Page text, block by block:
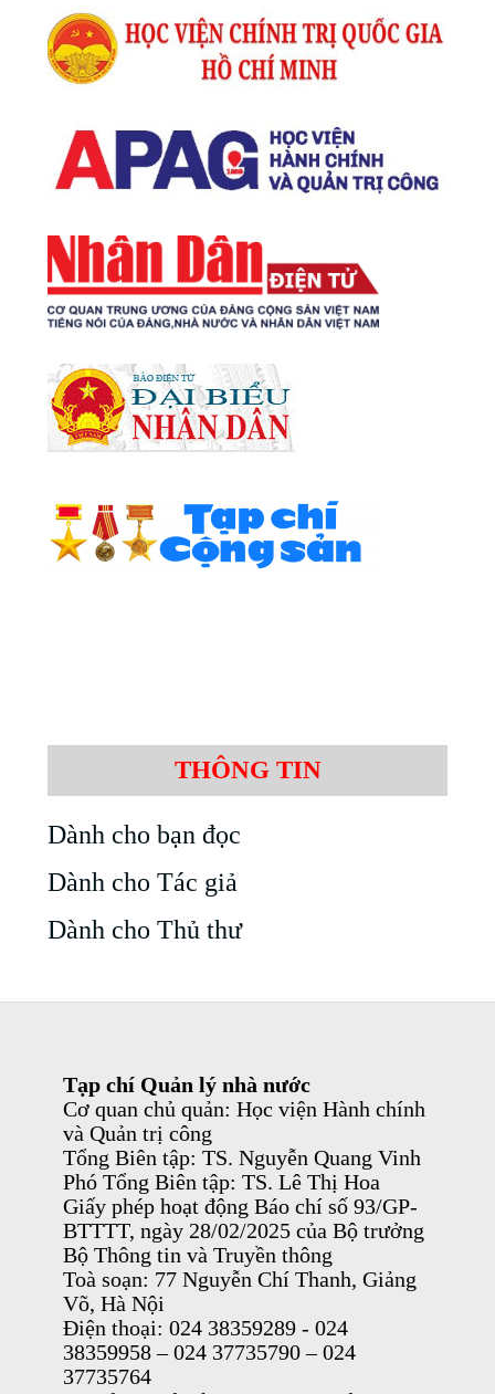
THÔNG TIN
Dành cho bạn đọc
Dành cho Tác giả
Dành cho Thủ thư
Tạp chí Quản lý nhà nước
Cơ quan chủ quản: Học viện Hành chính
và Quản trị công
Tổng Biên tập: TS. Nguyễn Quang Vinh
Phó Tổng Biên tập: TS. Lê Thị Hoa
Giấy phép hoạt động Báo chí số 93/GP-
BTTTT, ngày 28/02/2025 của Bộ trưởng
Bộ Thông tin và Truyền thông
Toà soạn: 77 Nguyễn Chí Thanh, Giảng
Võ, Hà Nội
Điện thoại: 024 38359289 - 024
38359958 – 024 37735790 – 024
37735764